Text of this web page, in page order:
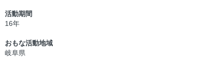
活動期間
16年
おもな活動地域
岐阜県